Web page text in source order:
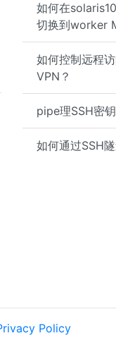
如何在
切换到worker
如何控制远程
VPN？
pipe理SSH密钥
如何通过SSH
Policy